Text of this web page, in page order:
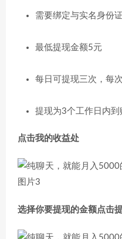
需要绑定与实名身份
最低提现金额5元
每日可提现三次，每
提现为3个工作日内
点击我的收益处
选择你要提现的金额点击